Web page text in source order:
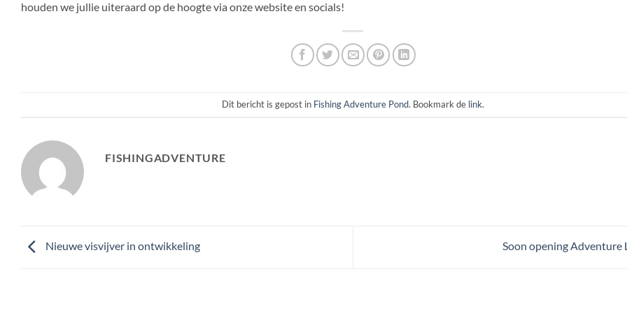
houden we jullie uiteraard op de hoogte via onze website en socials!
Dit bericht is gepost in Fishing Adventure Pond. Bookmark de link.
FISHINGADVENTURE
Nieuwe visvijver in ontwikkeling Soon opening Adventure